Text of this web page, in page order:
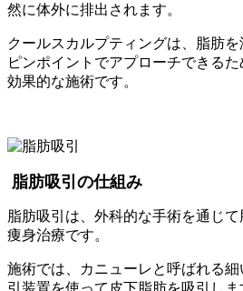
然に体外に排出されます。
クールスカルプティングは、脂肪
ピンポイントでアプローチできる
効果的な施術です。
脂肪吸引の仕組み
脂肪吸引は、外科的な手術を通じ
痩身治療です。
施術では、カニューレと呼ばれる
引装置を使って皮下脂肪を吸引しま